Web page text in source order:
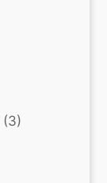
(3)